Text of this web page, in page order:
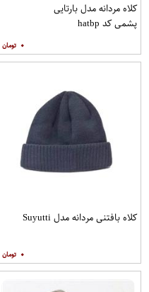
کلاه مردانه مدل بارتایی
پشمی کد hatbp
۰
کلاه بافتنی مردانه مدل Suyutti
۰